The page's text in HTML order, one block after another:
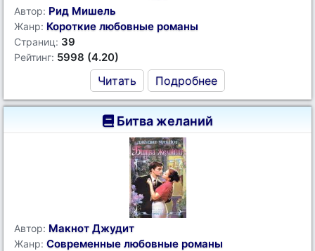
Автор: Рид Мишель
Жанр: Короткие любовные романы
Страниц: 39
Рейтинг: 5998 (4.20)
Читать Подробнее
Битва желаний
Автор: Макнот Джудит
Жанр: Современные любовные романы